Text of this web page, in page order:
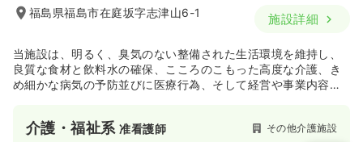
福島県福島市在庭坂字志津山6-1 施設詳細
当施設は、明るく、臭気のない整備された生活環境を維持し、
良質な食材と飲料水の確保、こころのこもった高度な介護、き
め細かな病気の予防並びに医療行為、そして経営や事業内容の
み、お客様にとって日本一安心して住み心地の良い施設を目指
介護・福祉系准看護師 その他介護施設